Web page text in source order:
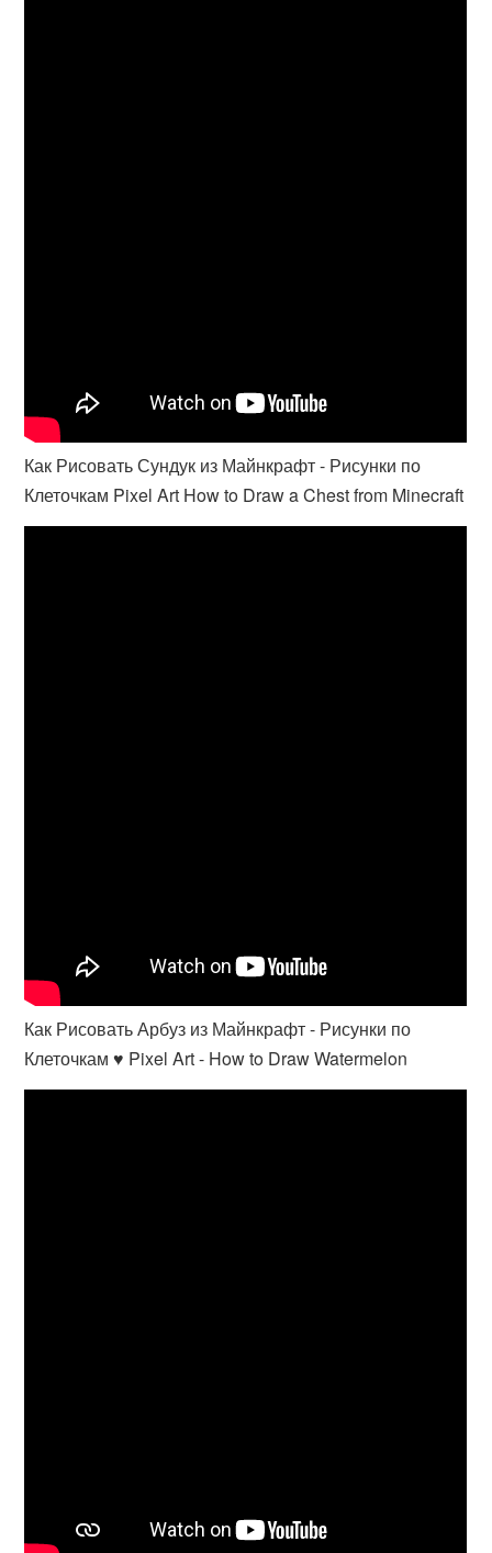
Как Рисовать Сундук из Майнкрафт - Рисунки по
Клеточкам Pixel Art How to Draw a Chest from Minecraft
Как Рисовать Арбуз из Майнкрафт - Рисунки по
Клеточкам ♥ Pixel Art - How to Draw Watermelon